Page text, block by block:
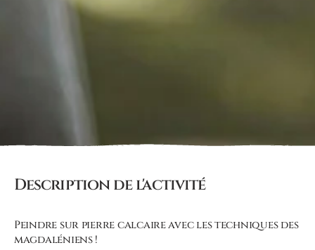
Description de l'activité
Peindre sur pierre calcaire avec les techniques des
magdaléniens !